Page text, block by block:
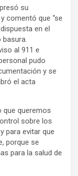
su
comentó que “se
en el
al 911 e
pudo
y se
el acta
que queremos
sobre los
para evitar que
porque se
para la salud de